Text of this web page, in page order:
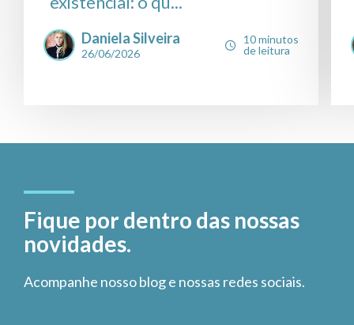
Daniela Silveira
26/06/2026
10 minutos
de leitura
Fique por dentro das nossas
novidades.
Acompanhe nosso blog e nossas redes sociais.